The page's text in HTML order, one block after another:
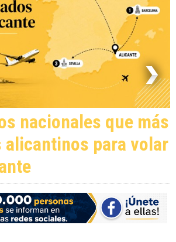
nacionales que más
alicantinos para volar